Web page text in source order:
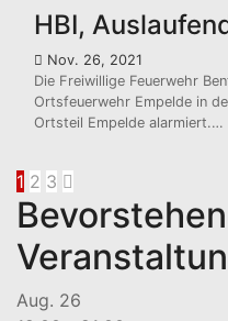
HBI,
Nov. 26, 2021
Die Freiwillige Feuerwehr
Ortsfeuerwehr Empelde in
Ortsteil Empelde alarmiert.…
der
Beiträge
1 2 3
Aug. 26